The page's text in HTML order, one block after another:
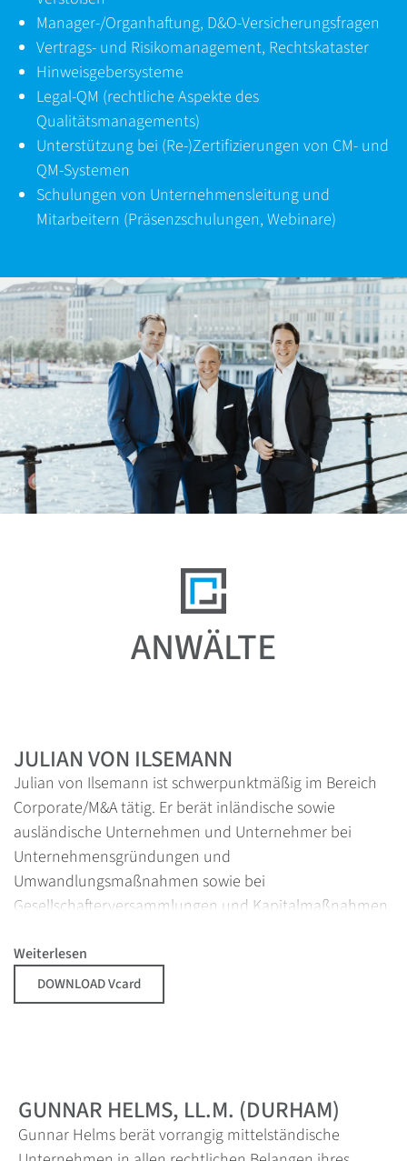
Manager-/Organhaftung, D&O-Versicherungsfragen
Vertrags- und Risikomanagement, Rechtskataster
Hinweisgebersysteme
Legal-QM (rechtliche Aspekte des
Qualitätsmanagements)
Unterstützung bei (Re-)Zertifizierungen von CM- und
QM-Systemen
Schulungen von Unternehmensleitung und
Mitarbeitern (Präsenzschulungen, Webinare)
ANWÄLTE
JULIAN VON ILSEMANN
Julian von Ilsemann ist schwerpunktmäßig im Bereich
Corporate/M&A tätig. Er berät inländische sowie
ausländische Unternehmen und Unternehmer bei
Unternehmensgründungen und
Umwandlungsmaßnahmen sowie bei
Gesellschafterversammlungen und Kapitalmaßnahmen.
Ilsemann liegt in der Begleitung von
Unternehmenstransaktionen, dem Kauf und Verkauf
von Beteiligungen sowie in der Strukturierung und
Hamburg, Den Haag und Kapstadt war er ab 2006
zunächst als Rechtsanwalt am Hamburger Standort der
internationalen Sozietät White & Case LLP (Praxisgruppe
Weiterlesen
DOWNLOAD Vcard
GUNNAR HELMS, LL.M. (DURHAM)
Gunnar Helms berät vorrangig mittelständische